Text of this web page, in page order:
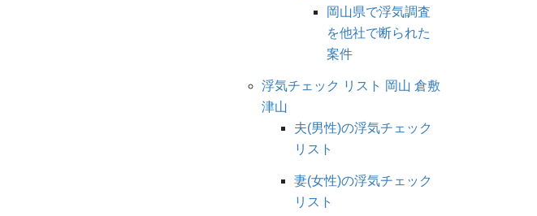
岡山県で浮気調査
を他社で断られた
案件
浮気チェック リスト 岡山 倉敷
津山
夫(男性)の浮気チェック
リスト
妻(女性)の浮気チェック
リスト